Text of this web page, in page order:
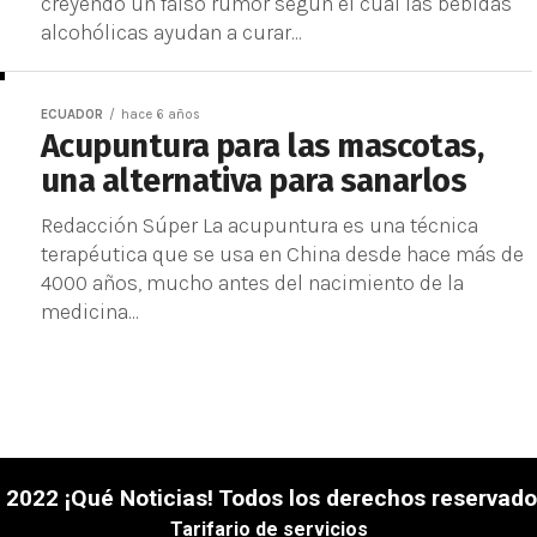
alcohólicas ayudan a curar...
ECUADOR hace 6 años
Acupuntura para las mascotas,
una alternativa para sanarlos
Redacción Súper La acupuntura es una técnica
terapéutica que se usa en China desde hace más de
4000 años, mucho antes del nacimiento de la
medicina...
¡Qué Noticias! Todos los derechos
Tarifario de servicios